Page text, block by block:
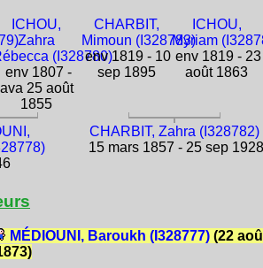
ICHOU,
Zahra
(I328780)
env 1807 -
ava 25 août
1855
CHARBIT,
Mimoun (I328783)
env 1819 - 10
sep 1895
ICHOU,
Myriam
env 1819 - 23
août 1863
CHARBIT, Zahra (I328782)
15 mars 1857 - 25 sep 1928
MÉDIOUNI, Baroukh (I328777)(22